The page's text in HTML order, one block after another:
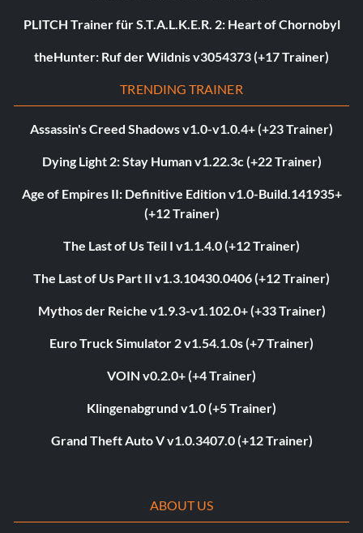
PLITCH Trainer für S.T.A.L.K.E.R. 2: Heart of Chornobyl
theHunter: Ruf der Wildnis v3054373 (+17 Trainer)
TRENDING TRAINER
Assassin's Creed Shadows v1.0-v1.0.4+ (+23 Trainer)
Dying Light 2: Stay Human v1.22.3c (+22 Trainer)
Age of Empires II: Definitive Edition v1.0-Build.141935+
(+12 Trainer)
The Last of Us Teil I v1.1.4.0 (+12 Trainer)
The Last of Us Part II v1.3.10430.0406 (+12 Trainer)
Mythos der Reiche v1.9.3-v1.102.0+ (+33 Trainer)
Euro Truck Simulator 2 v1.54.1.0s (+7 Trainer)
VOIN v0.2.0+ (+4 Trainer)
Klingenabgrund v1.0 (+5 Trainer)
Grand Theft Auto V v1.0.3407.0 (+12 Trainer)
ABOUT US